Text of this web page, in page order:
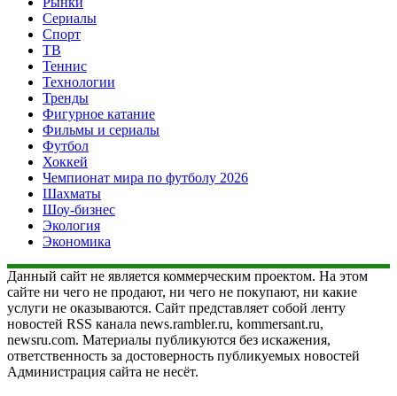
Сериалы
Спорт
ТВ
Теннис
Технологии
Тренды
Фигурное катание
Фильмы и сериалы
Футбол
Хоккей
Чемпионат мира по футболу 2026
Шахматы
Шоу-бизнес
Экология
Экономика
Данный сайт не является коммерческим проектом. На этом
сайте ни чего не продают, ни чего не покупают, ни какие
услуги не оказываются. Сайт представляет собой ленту
новостей RSS канала news.rambler.ru, kommersant.ru,
newsru.com. Материалы публикуются без искажения,
ответственность за достоверность публикуемых новостей
Администрация сайта не несёт.